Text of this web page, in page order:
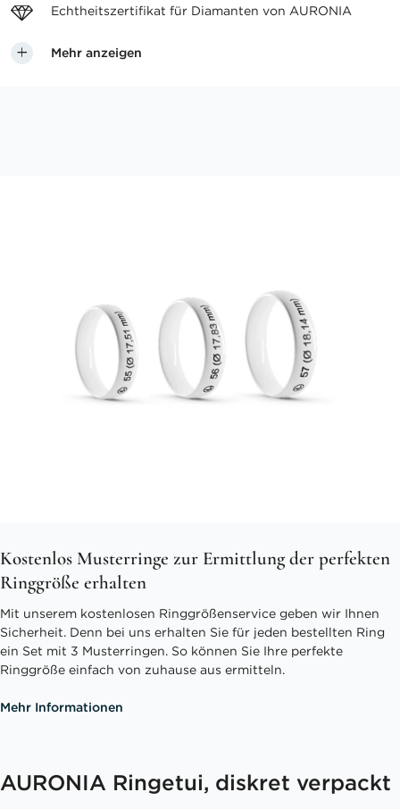
Echtheitszertifikat für Diamanten von AURONIA
Mehr anzeigen
Kostenlos Musterringe zur Ermittlung der perfekten
Ringgröße erhalten
Mit unserem kostenlosen Ringgrößenservice geben wir Ihnen
Sicherheit. Denn bei uns erhalten Sie für jeden bestellten Ring
ein Set mit 3 Musterringen. So können Sie Ihre perfekte
Ringgröße einfach von zuhause aus ermitteln.
Mehr Informationen
AURONIA Ringetui, diskret verpackt